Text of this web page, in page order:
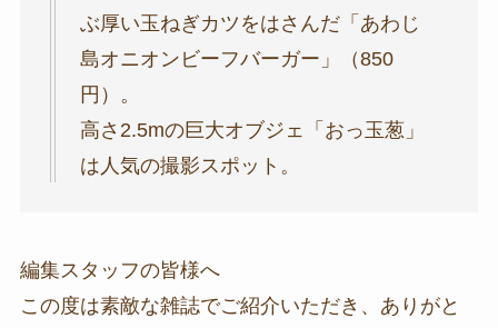
ぶ厚い玉ねぎカツをはさんだ「あわじ
島オニオンビーフバーガー」（850
円）。
高さ2.5mの巨大オブジェ「おっ玉葱」
は人気の撮影スポット。
編集スタッフの皆様へ
この度は素敵な雑誌でご紹介いただき、ありがと